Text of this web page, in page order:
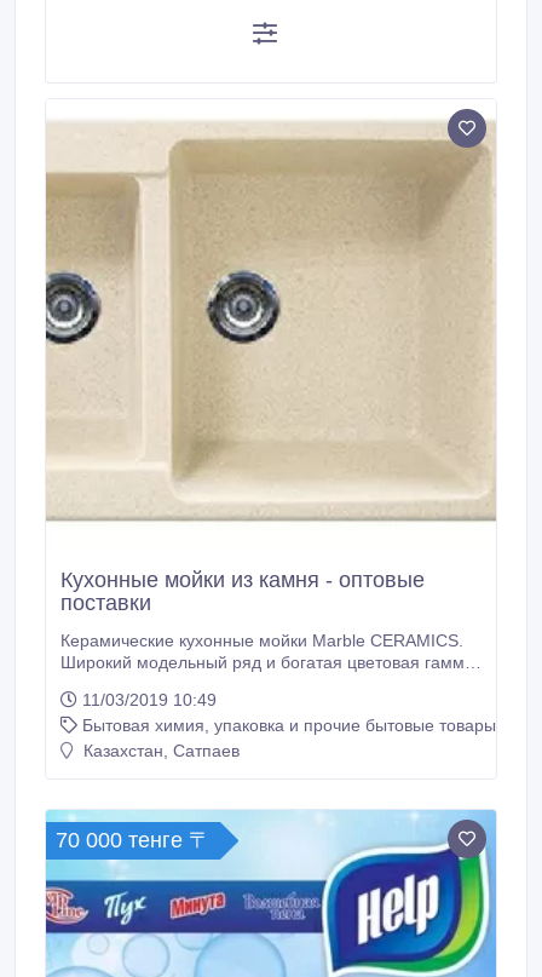
Кухонные мойки из камня - оптовые
поставки
Керамические кухонные мойки Marble CERAMICS.
Широкий модельный ряд и богатая цветовая гамма.
производителями. Присоединяйтесь к нашей
дилерской программе. Каталог моек на сайте
Marble-ceramics.kz..
11/03/2019 10:49
Бытовая химия, упаковка и прочие бытовые товары
Казахстан, Сатпаев
70 000 тенге 〒